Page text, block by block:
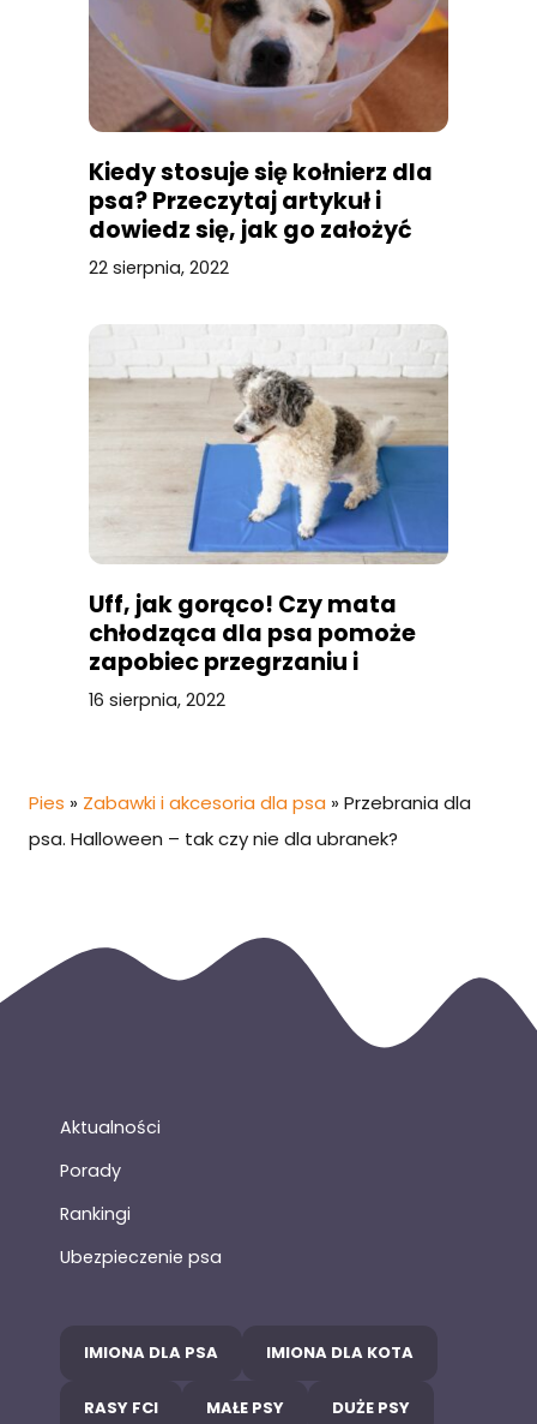
Kiedy stosuje się kołnierz dla
psa? Przeczytaj artykuł i
dowiedz się, jak go założyć
oraz który rodzaj wybrać!
22 sierpnia, 2022
Uff, jak gorąco! Czy mata
chłodząca dla psa pomoże
zapobiec przegrzaniu i
niebezpiecznemu udarowi
cieplnemu?
16 sierpnia, 2022
Pies » Zabawki i akcesoria dla psa » Przebrania dla
psa. Halloween – tak czy nie dla ubranek?
Aktualności
Porady
Rankingi
Ubezpieczenie psa
IMIONA DLA PSA IMIONA DLA KOTA
RASY FCI MAŁE PSY DUŻE PSY